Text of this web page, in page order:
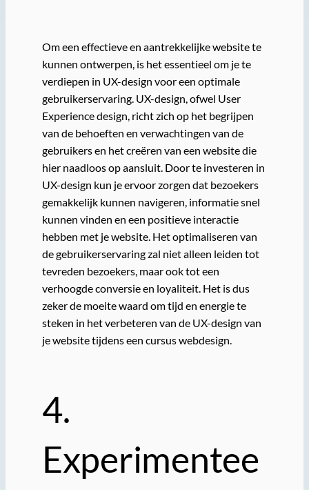
Om een effectieve en aantrekkelijke website te
kunnen ontwerpen, is het essentieel om je te
verdiepen in UX-design voor een optimale
gebruikerservaring. UX-design, ofwel User
Experience design, richt zich op het begrijpen
van de behoeften en verwachtingen van de
gebruikers en het creëren van een website die
hier naadloos op aansluit. Door te investeren in
UX-design kun je ervoor zorgen dat bezoekers
gemakkelijk kunnen navigeren, informatie snel
kunnen vinden en een positieve interactie
hebben met je website. Het optimaliseren van
de gebruikerservaring zal niet alleen leiden tot
tevreden bezoekers, maar ook tot een
verhoogde conversie en loyaliteit. Het is dus
zeker de moeite waard om tijd en energie te
steken in het verbeteren van de UX-design van
je website tijdens een cursus webdesign.
4.
Experimentee